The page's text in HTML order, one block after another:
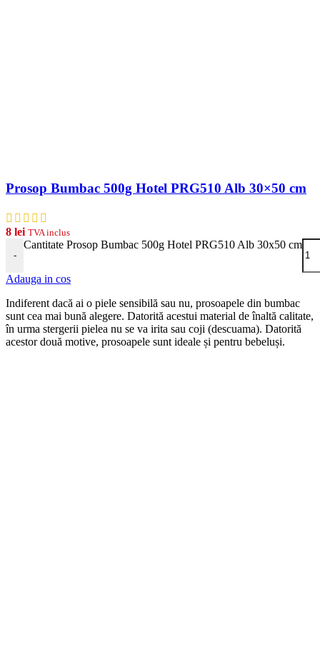
Prosop Bumbac 500g Hotel PRG510 Alb 30×50 cm
8 lei TVA inclus
-
Cantitate Prosop Bumbac 500g Hotel PRG510 Alb 30x50 cm
Adauga in cos
Indiferent dacă ai o piele sensibilă sau nu, prosoapele din bumbac
sunt cea mai bună alegere. Datorită acestui material de înaltă calitate,
în urma stergerii pielea nu se va irita sau coji (descuama). Datorită
acestor două motive, prosoapele sunt ideale și pentru bebeluși.